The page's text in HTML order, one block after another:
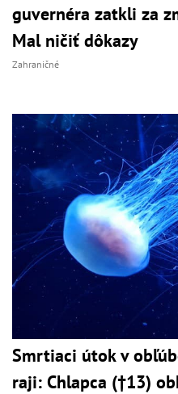
guvernéra zatkli za
Mal ničiť dôkazy
Zahraničné
Smrtiaci útok v
raji: Chlapca (†13)